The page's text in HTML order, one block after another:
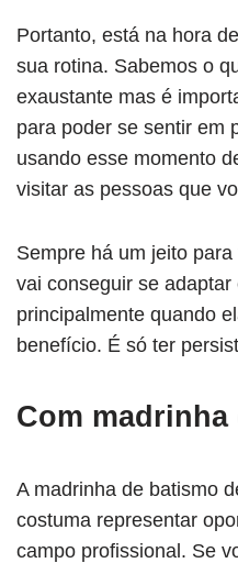
Portanto, está na hora
sua rotina. Sabemos o
exaustante mas é
para poder se sentir em
usando esse momento
visitar as pessoas que
Sempre há um jeito
vai conseguir se
principalmente quando
benefício. É só ter
Com
A madrinha de batismo
costuma representar
campo profissional. Se